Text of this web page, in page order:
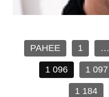
РАНЕЕ 1 …
1 096 1 097
1 184